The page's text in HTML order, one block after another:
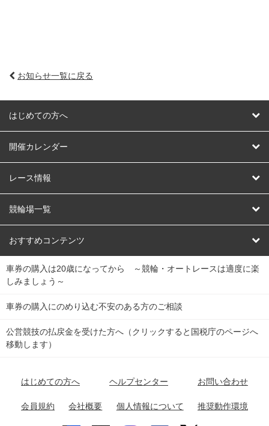
お知らせ一覧に戻る
はじめての方へ
はじめての方へ
開催カレンダー
競輪
オートレース
競輪くじ
Dokanto!
チャリロトプラザ
レース情報
レース予想
レース結果
キャリーオーバー一覧
競輪場一覧
北日本 函館競輪場
関
東
弥彦競輪場 前橋競輪場 取手競輪場 宇都宮競輪場
関
東
小田原競輪場
名古屋競輪場 岐阜競輪場 大垣競輪場 豊橋競輪場
富山競輪場 松阪競輪場 四日市競輪場
おすすめコンテンツ
競輪選手情報
Perfecta Navi
netkeirin
車券の購入は20歳になってから ～競輪・オートレースは適度に楽
しみましょう～
車券の購入にのめり込む不安のある方のご相談
公営競技の払戻金を受けた方へ（クリックすると国税庁のページへ
移動します）
はじめての方へ ヘルプセンター お問い合わせ
会員規約 会社概要 個人情報について 推奨動作環境